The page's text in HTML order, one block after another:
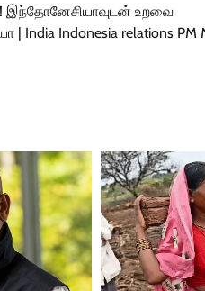
உறவை
| India Indonesia relations PM